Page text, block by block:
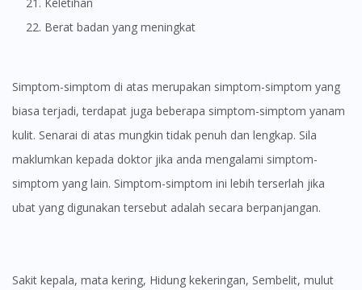
Berat badan yang meningkat
Simptom-simptom di atas merupakan simptom-simptom yang
biasa terjadi, terdapat juga beberapa simptom-simptom yanam
kulit. Senarai di atas mungkin tidak penuh dan lengkap. Sila
maklumkan kepada doktor jika anda mengalami simptom-
simptom yang lain. Simptom-simptom ini lebih terserlah jika
ubat yang digunakan tersebut adalah secara berpanjangan.
Sakit kepala, mata kering, Hidung kekeringan, Sembelit, mulut